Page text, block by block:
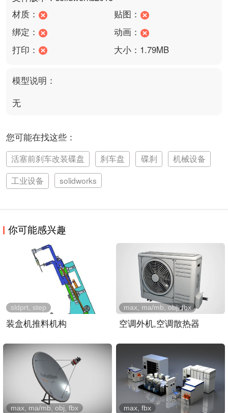
材质：
贴图：
绑定：
动画：
打印：
大小：1.79MB
模型说明：
无
您可能在找这些：
活塞前刹车改装碟盘 刹车盘 碟刹
机械设备
工业设备
solidworks
你可能感兴趣
装盒机推料机构
sldprt, step
空调外机,空调散热器
max, ma/mb, obj, fbx
max, ma/mb, obj, fbx max, fbx